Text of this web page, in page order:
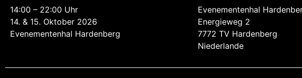
14:00 – 22:00 Uhr
14. & 15. Oktober 2026
Evenementenhal Hardenberg
Evenementenhal
Energieweg 2
7772 TV Hardenberg
Niederlande